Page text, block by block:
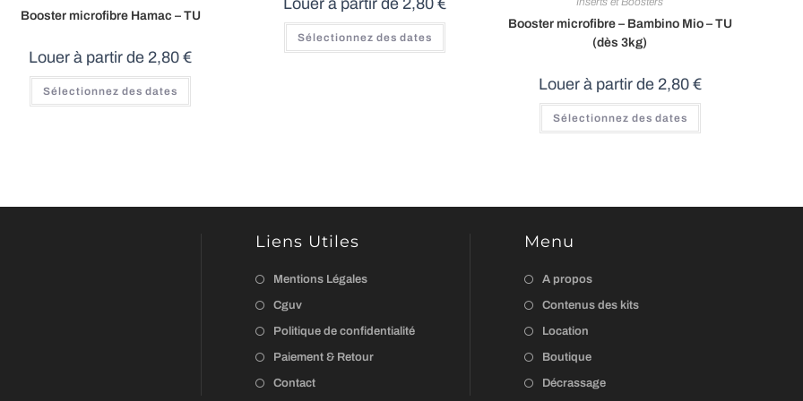
Booster microfibre Hamac – TU
Louer à partir de 2,80€
Sélectionnez des dates
Louer à partir de 2,80€
Sélectionnez des dates
Booster microfibre – Bambino Mio – TU
(dès 3kg)
Louer à partir de 2,80 €
Sélectionnez des dates
Liens Utiles
Mentions Légales
Cguv
Politique de confidentialité
Paiement & Retour
Contact
Menu
A propos
Contenus des kits
Location
Boutique
Décrassage